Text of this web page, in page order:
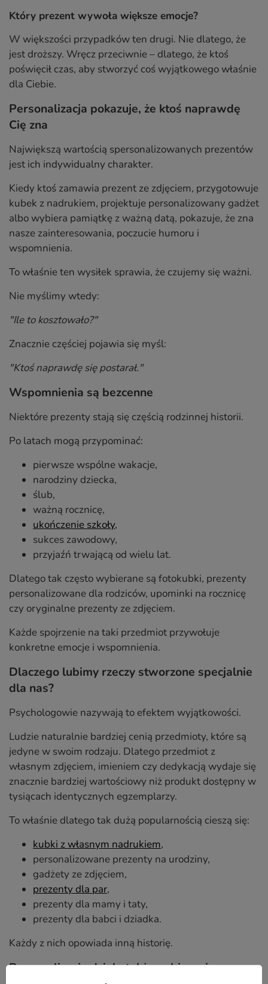
Który prezent wywoła większe emocje?
W większości przypadków ten drugi. Nie dlatego, że
jest droższy. Wręcz przeciwnie – dlatego, że ktoś
poświęcił czas, aby stworzyć coś wyjątkowego właśnie
dla Ciebie.
Personalizacja pokazuje, że ktoś naprawdę
Cię zna
Największą wartością spersonalizowanych prezentów
jest ich indywidualny charakter.
Kiedy ktoś zamawia prezent ze zdjęciem, przygotowuje
kubek z nadrukiem, projektuje personalizowany gadżet
albo wybiera pamiątkę z ważną datą, pokazuje, że zna
nasze zainteresowania, poczucie humoru i
wspomnienia.
To właśnie ten wysiłek sprawia, że czujemy się ważni.
Nie myślimy wtedy:
"Ile to kosztowało?"
Znacznie częściej pojawia się myśl:
"Ktoś naprawdę się postarał."
Wspomnienia są bezcenne
Niektóre prezenty stają się częścią rodzinnej historii.
Po latach mogą przypominać:
pierwsze wspólne wakacje,
narodziny dziecka,
ślub,
ważną rocznicę,
ukończenie szkoły,
sukces zawodowy,
przyjaźń trwającą od wielu lat.
Dlatego tak często wybierane są fotokubki, prezenty
personalizowane dla rodziców, upominki na rocznicę
czy oryginalne prezenty ze zdjęciem.
Każde spojrzenie na taki przedmiot przywołuje
konkretne emocje i wspomnienia.
Dlaczego lubimy rzeczy stworzone specjalnie
dla nas?
Psychologowie nazywają to efektem wyjątkowości.
Ludzie naturalnie bardziej cenią przedmioty, które są
jedyne w swoim rodzaju. Dlatego przedmiot z
własnym zdjęciem, imieniem czy dedykacją wydaje się
znacznie bardziej wartościowy niż produkt dostępny w
tysiącach identycznych egzemplarzy.
To właśnie dlatego tak dużą popularnością cieszą się:
kubki z własnym nadrukiem,
personalizowane prezenty na urodziny,
gadżety ze zdjęciem,
prezenty dla par,
prezenty dla mamy i taty,
prezenty dla babci i dziadka.
Każdy z nich opowiada inną historię.
Personalizacja działa także w biznesie